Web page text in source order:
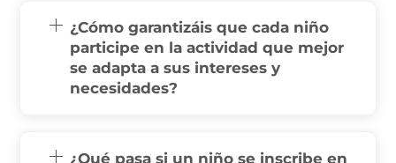
¿Cómo garantizáis que cada niño
participe en la actividad que mejor
se adapta a sus intereses y
necesidades?
¿Qué pasa si un niño se inscribe en